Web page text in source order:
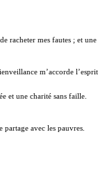
mes fautes ; et une
m’accorde
et une charité sans faille.
avec les pauvres.